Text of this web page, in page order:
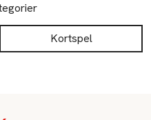
Kortspel